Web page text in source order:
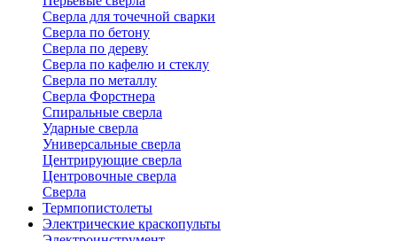
Сверла для точечной сварки
Сверла по бетону
Сверла по дереву
Сверла по кафелю и стеклу
Сверла по металлу
Сверла Форстнера
Спиральные сверла
Ударные сверла
Универсальные сверла
Центрирующие сверла
Центровочные сверла
Сверла
Термпопистолеты
Электрические краскопульты